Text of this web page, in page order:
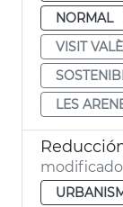
NORMAL
VISIT
LES